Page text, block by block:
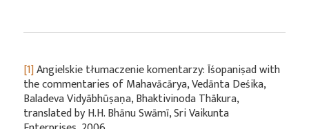
[1]Angielskie tłumaczenie komentarzy: Īśopaniṣad with
the commentaries of Mahavācārya, Vedānta Deśika,
Baladeva Vidyābhūṣaṇa, Bhaktivinoda Thākura,
translated by H.H. Bhānu Swāmī, Sri Vaikunta